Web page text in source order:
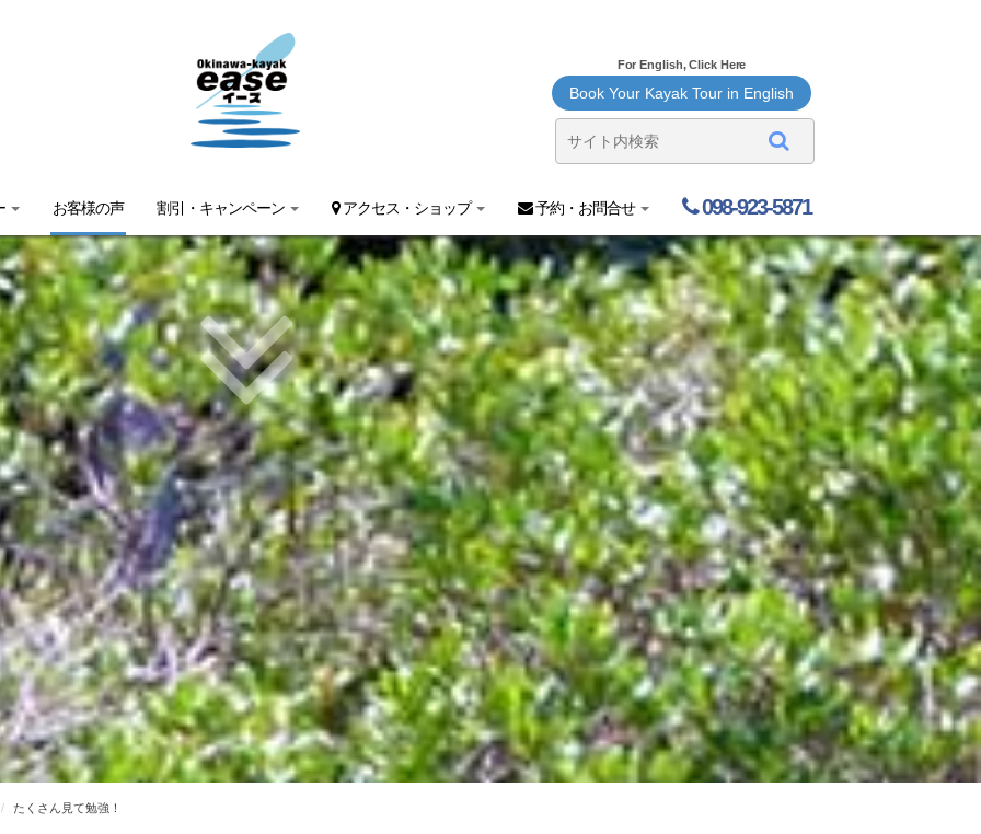
For English, Click Here
Book Your Kayak Tour in English
お客様の声 割引・キャンペーン アクセス・ショップ 予約・お問合せ 098-923-5871
たくさん見て勉強！